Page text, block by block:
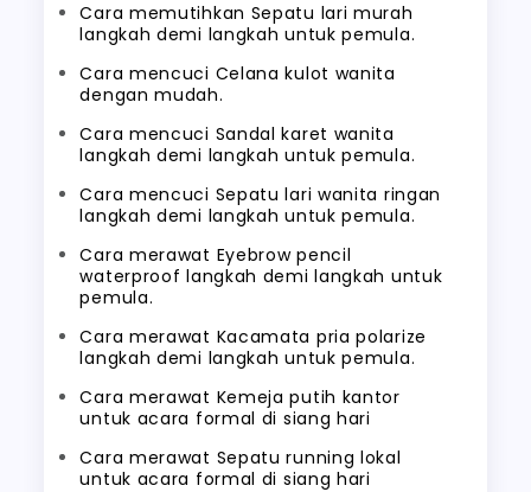
Cara memutihkan Sepatu lari murah
langkah demi langkah untuk pemula.
Cara mencuci Celana kulot wanita
dengan mudah.
Cara mencuci Sandal karet wanita
langkah demi langkah untuk pemula.
Cara mencuci Sepatu lari wanita ringan
langkah demi langkah untuk pemula.
Cara merawat Eyebrow pencil
waterproof langkah demi langkah untuk
pemula.
Cara merawat Kacamata pria polarize
langkah demi langkah untuk pemula.
Cara merawat Kemeja putih kantor
untuk acara formal di siang hari
Cara merawat Sepatu running lokal
untuk acara formal di siang hari